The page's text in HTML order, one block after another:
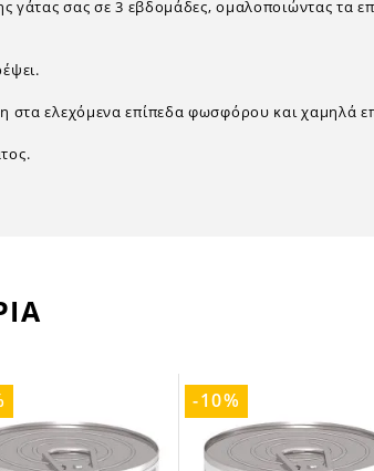
γάτας σας σε 3 εβδομάδες, ομαλοποιώντας
στα ελεχόμενα επίπεδα φωσφόρου και χαμηλά
-10%